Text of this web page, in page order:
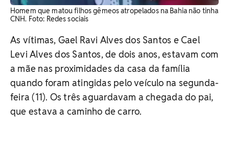
Homem que matou filhos gêmeos atropelados na Bahia não tinha
CNH. Foto: Redes sociais
As vítimas, Gael Ravi Alves dos Santos e Cael
Levi Alves dos Santos, de dois anos, estavam com
a mãe nas proximidades da casa da família
quando foram atingidas pelo veículo na segunda-
feira (11). Os três aguardavam a chegada do pai,
que estava a caminho de carro.